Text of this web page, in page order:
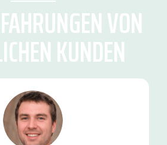
VON
KUNDEN